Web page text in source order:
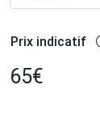
Prix indicatif
65€